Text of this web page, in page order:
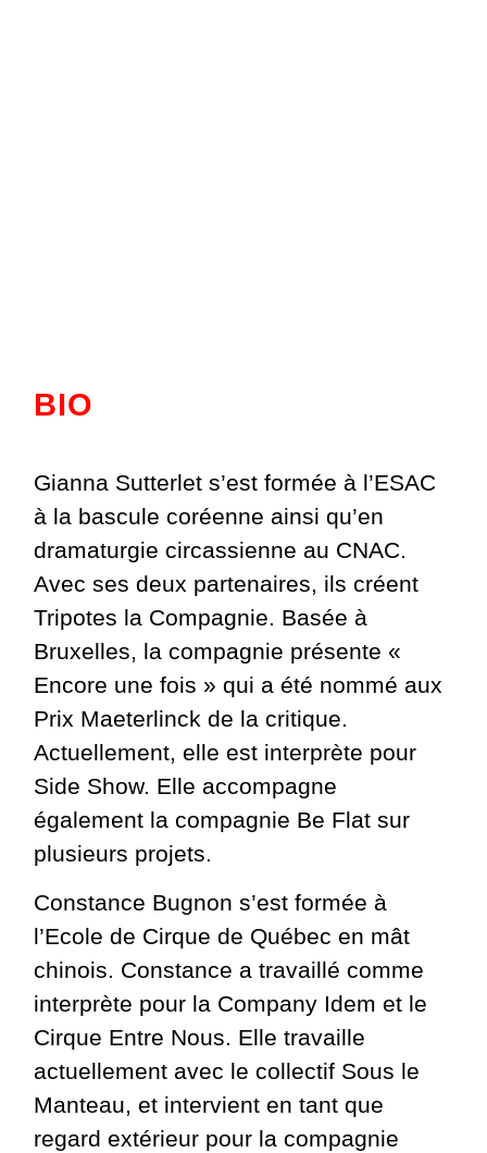
BIO
Gianna Sutterlet s’est formée à l’ESAC
à la bascule coréenne ainsi qu’en
dramaturgie circassienne au CNAC.
Avec ses deux partenaires, ils créent
Tripotes la Compagnie. Basée à
Bruxelles, la compagnie présente «
Encore une fois » qui a été nommé aux
Prix Maeterlinck de la critique.
Actuellement, elle est interprète pour
Side Show. Elle accompagne
également la compagnie Be Flat sur
plusieurs projets.
Constance Bugnon s’est formée à
l’Ecole de Cirque de Québec en mât
chinois. Constance a travaillé comme
interprète pour la Company Idem et le
Cirque Entre Nous. Elle travaille
actuellement avec le collectif Sous le
Manteau, et intervient en tant que
regard extérieur pour la compagnie